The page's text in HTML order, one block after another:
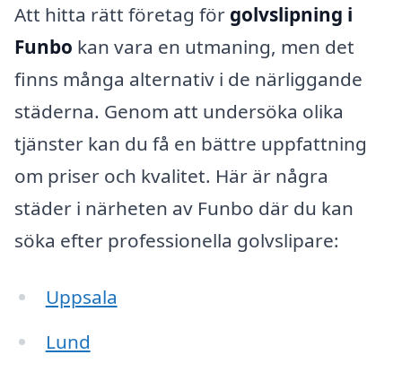
Att hitta rätt företag för golvslipning i
Funbo kan vara en utmaning, men det
finns många alternativ i de närliggande
städerna. Genom att undersöka olika
tjänster kan du få en bättre uppfattning
om priser och kvalitet. Här är några
städer i närheten av Funbo där du kan
söka efter professionella golvslipare:
Uppsala
Lund